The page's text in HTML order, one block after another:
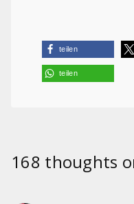
teilen
teilen
168 thoughts